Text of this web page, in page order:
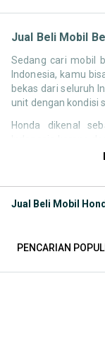
Jual Beli Mobil
Sedang cari mobil
Indonesia, kamu
bekas dari seluruh
unit dengan kondisi
Honda dikenal
responsif, serta
Melalui halaman
Model Mobil
Jual Beli Mobil
PENCARIAN